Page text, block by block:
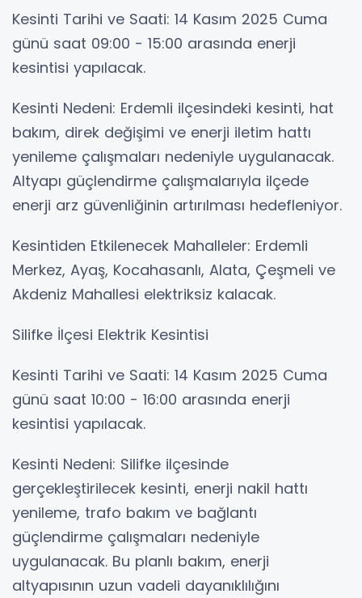
Kesinti Tarihi ve Saati: 14 Kasım 2025 Cuma
günü saat 09:00 - 15:00 arasında enerji
kesintisi yapılacak.
Kesinti Nedeni: Erdemli ilçesindeki kesinti, hat
bakım, direk değişimi ve enerji iletim hattı
yenileme çalışmaları nedeniyle uygulanacak.
Altyapı güçlendirme çalışmalarıyla ilçede
enerji arz güvenliğinin artırılması hedefleniyor.
Kesintiden Etkilenecek Mahalleler: Erdemli
Merkez, Ayaş, Kocahasanlı, Alata, Çeşmeli ve
Akdeniz Mahallesi elektriksiz kalacak.
Silifke İlçesi Elektrik Kesintisi
Kesinti Tarihi ve Saati: 14 Kasım 2025 Cuma
günü saat 10:00 - 16:00 arasında enerji
kesintisi yapılacak.
Kesinti Nedeni: Silifke ilçesinde
gerçekleştirilecek kesinti, enerji nakil hattı
yenileme, trafo bakım ve bağlantı
güçlendirme çalışmaları nedeniyle
uygulanacak. Bu planlı bakım, enerji
altyapısının uzun vadeli dayanıklılığını